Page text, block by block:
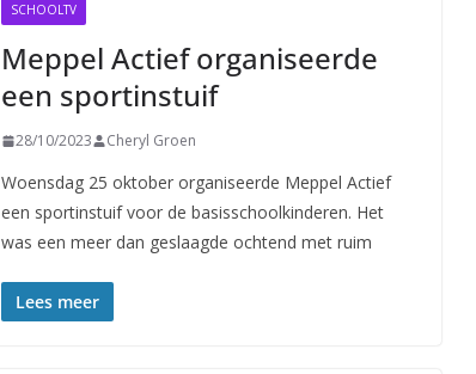
SCHOOLTV
Meppel Actief organiseerde
een sportinstuif
28/10/2023 Cheryl Groen
Woensdag 25 oktober organiseerde Meppel Actief
een sportinstuif voor de basisschoolkinderen. Het
was een meer dan geslaagde ochtend met ruim
Lees meer